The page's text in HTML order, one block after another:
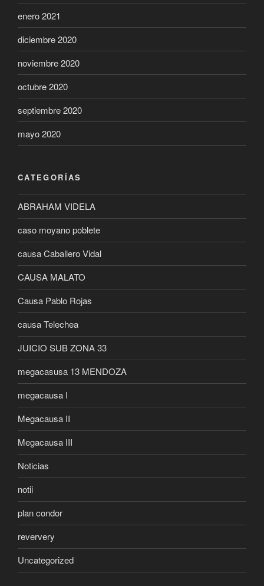
enero 2021
diciembre 2020
noviembre 2020
octubre 2020
septiembre 2020
mayo 2020
CATEGORÍAS
ABRAHAM VIDELA
caso moyano poblete
causa Caballero Vidal
CAUSA MALATO
Causa Pablo Rojas
causa Telechea
JUICIO SUB ZONA 33
megacasusa 13 MENDOZA
megacausa I
Megacausa II
Megacausa III
Noticias
notii
plan condor
reververy
Uncategorized